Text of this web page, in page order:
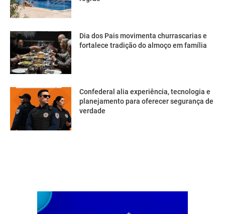
Dia dos Pais movimenta churrascarias e
fortalece tradição do almoço em família
Confederal alia experiência, tecnologia e
planejamento para oferecer segurança de
verdade